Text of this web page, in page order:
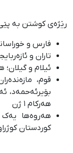
رێژەی کوشتن بە پێی
فارس و
تاران و
ئیلام و گیلان؛
قوم،
بۆیرئەحمەد،
هەرکام ١ ژن
هەروەها
کوردستان